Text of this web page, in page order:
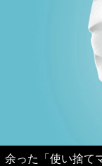
余った「使い捨て